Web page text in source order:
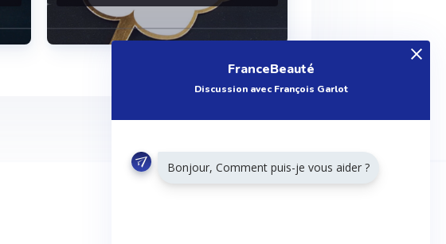
FranceBeauté
Discussion avec François Garlot
Bonjour, Comment puis-je vous aider ?